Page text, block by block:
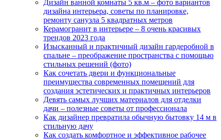
Дизайн ванной комнаты 5 кв.м – фото вариантов
дизайна интерьера, советы по планировке,
ремонту санузла 5 квадратных метров
Керамогранит в интерьере – 8 очень красивых
трендов 2023 года
Изысканный и практичный дизайн гардеробной в
спальне – преображение пространства с помощью
стильных решений (фото)
Как сочетать двери и функциональные
преимущества современных помещений для
создания эстетических и практичных интерьеров
Девять самых лучших материалов для отделки
дачи – полезные советы от профессионала
Как дизайнер превратила обычную бытовку 14 м в
стильную дачу
Как создать комфортное и эффективное рабочее